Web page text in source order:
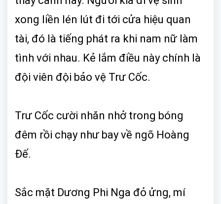
xong liền lén lút đi tới cửa hiệu quan
tài, đó là tiếng phát ra khi nam nữ làm
tình với nhau. Kẻ lắm điều này chính là
đội viên đội bảo vệ Trư Cốc.
Trư Cốc cười nhăn nhở trong bóng
đêm rồi chạy như bay về ngõ Hoàng
Đế.
Sắc mặt Dương Phi Nga đỏ ửng, mí